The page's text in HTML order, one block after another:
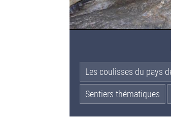
Les coulisses du pays
Sentiers thématiques